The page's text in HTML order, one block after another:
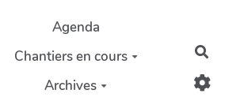
principalAgenda
Chantiers en cours
Archives